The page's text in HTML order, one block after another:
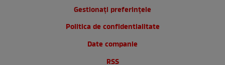
Gestionați preferințele
Politica de confidentialitate
Date companie
RSS